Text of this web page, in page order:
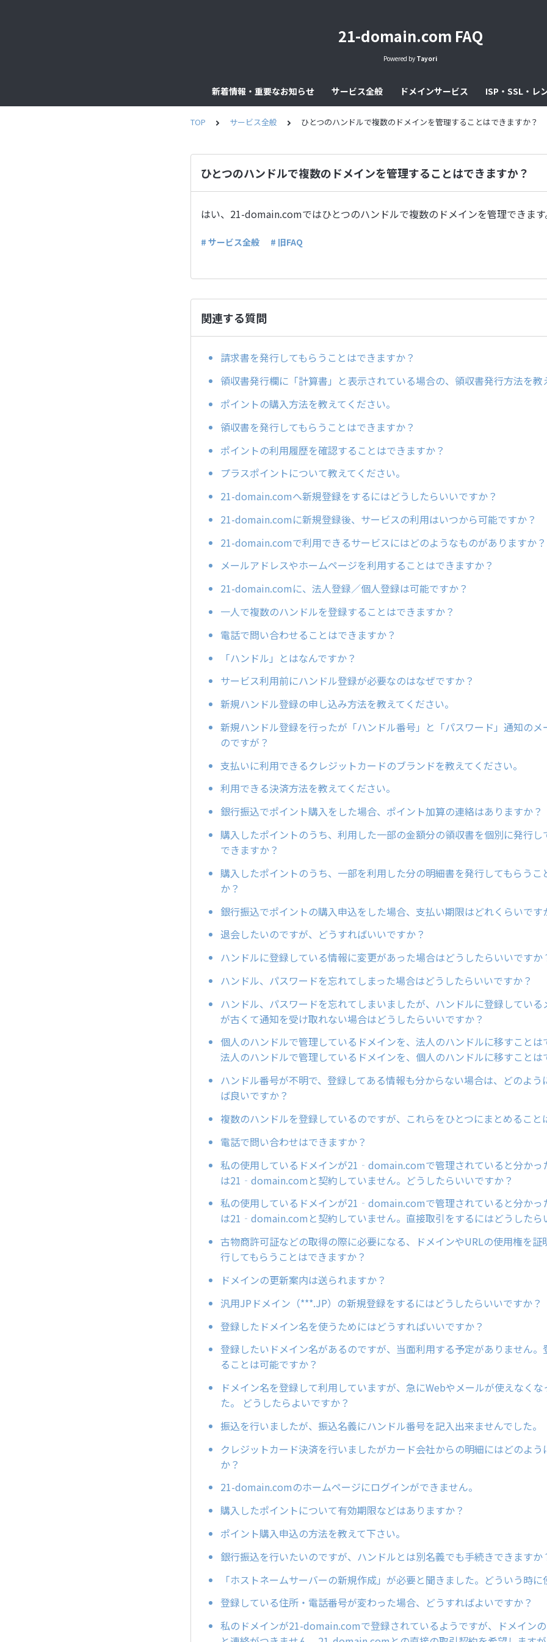
21-domain.com FAQ
Powered by Tayori
新着情報・重要なお知らせ サービス全般 ドメインサービス ISP・SSL・レ
TOP サービス全般 ひとつのハンドルで複数のドメインを管理することはできますか？
ひとつのハンドルで複数のドメインを管理することはできますか？
はい、21-domain.comではひとつのハンドルで複数のドメインを管理できます
# サービス全般 # 旧FAQ
関連する質問
請求書を発行してもらうことはできますか？
領収書発行欄に「計算書」と表示されている場合の、領収書発行方法を教
ポイントの購入方法を教えてください。
領収書を発行してもらうことはできますか？
ポイントの利用履歴を確認することはできますか？
プラスポイントについて教えてください。
21-domain.comへ新規登録をするにはどうしたらいいですか？
21-domain.comに新規登録後、サービスの利用はいつから可能ですか？
21-domain.comで利用できるサービスにはどのようなものがありますか？
メールアドレスやホームページを利用することはできますか？
21-domain.comに、法人登録／個人登録は可能ですか？
一人で複数のハンドルを登録することはできますか？
電話で問い合わせることはできますか？
「ハンドル」とはなんですか？
サービス利用前にハンドル登録が必要なのはなぜですか？
新規ハンドル登録の申し込み方法を教えてください。
新規ハンドル登録を行ったが「ハンドル番号」と「パスワード」通知のメ
のですが？
支払いに利用できるクレジットカードのブランドを教えてください。
利用できる決済方法を教えてください。
銀行振込でポイント購入をした場合、ポイント加算の連絡はありますか？
購入したポイントのうち、利用した一部の金額分の領収書を個別に発行し
できますか？
購入したポイントのうち、一部を利用した分の明細書を発行してもらうこ
か？
銀行振込でポイントの購入申込をした場合、支払い期限はどれくらいです
退会したいのですが、どうすればいいですか？
ハンドルに登録している情報に変更があった場合はどうしたらいいですか
ハンドル、パスワードを忘れてしまった場合はどうしたらいいですか？
ハンドル、パスワードを忘れてしまいましたが、ハンドルに登録している
が古くて通知を受け取れない場合はどうしたらいいですか？
個人のハンドルで管理しているドメインを、法人のハンドルに移すことは
法人のハンドルで管理しているドメインを、個人のハンドルに移すことは
ハンドル番号が不明で、登録してある情報も分からない場合は、どのよう
ば良いですか？
複数のハンドルを登録しているのですが、これらをひとつにまとめること
電話で問い合わせはできますか？
私の使用しているドメインが21‐domain.comで管理されていると分かっ
は21‐domain.comと契約していません。どうしたらいいですか？
私の使用しているドメインが21‐domain.comで管理されていると分かっ
は21‐domain.comと契約していません。直接取引をするにはどうしたら
古物商許可証などの取得の際に必要になる、ドメインやURLの使用権を証
行してもらうことはできますか？
ドメインの更新案内は送られますか？
汎用JPドメイン（***.JP）の新規登録をするにはどうしたらいいですか？
登録したドメイン名を使うためにはどうすればいいですか？
登録したいドメイン名があるのですが、当面利用する予定がありません。
ることは可能ですか？
ドメイン名を登録して利用していますが、急にWebやメールが使えなくな
た。 どうしたらよいですか？
振込を行いましたが、振込名義にハンドル番号を記入出来ませんでした。
クレジットカード決済を行いましたがカード会社からの明細にはどのよう
か？
21-domain.comのホームページにログインができません。
購入したポイントについて有効期限などはありますか？
ポイント購入申込の方法を教えて下さい。
銀行振込を行いたいのですが、ハンドルとは別名義でも手続きできますか
「ホストネームサーバーの新規作成」が必要と聞きました。どういう時に
登録している住所・電話番号が変わった場合、どうすればよいですか？
私のドメインが21-domain.comで登録されているようですが、ドメイン